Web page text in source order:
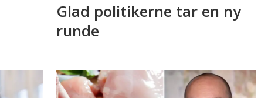
Glad politikerne tar en ny
runde